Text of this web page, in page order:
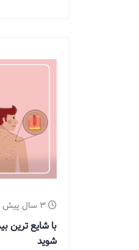
3 سال پیش
با شایع ترین
شوید